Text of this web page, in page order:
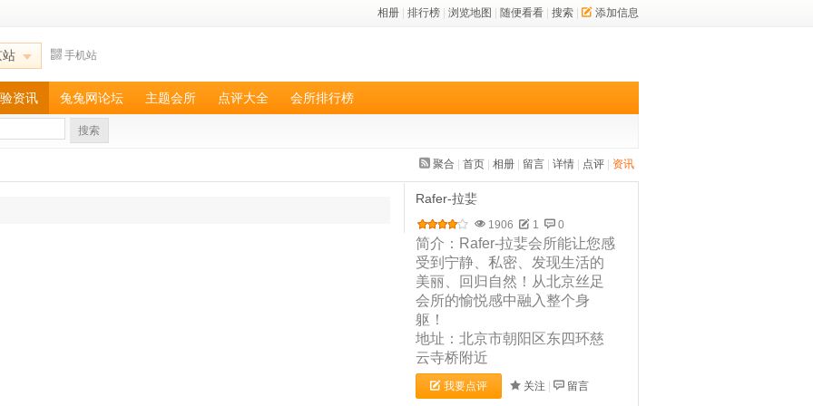
相册 排行榜 浏览地图 随便看看 搜索 添加信息
站 手机站
资讯 兔兔网论坛 主题会所 点评大全 会所排行榜
搜索
聚合 首页 相册 留言 详情 点评 资讯
Rafer-拉婓
1906 1 0
简介：Rafer-拉婓会所能让您感
受到宁静、私密、发现生活的
美丽、回归自然！从北京丝足
会所的愉悦感中融入整个身
躯！
地址：北京市朝阳区东四环慈
云寺桥附近
我要点评 关注 留言